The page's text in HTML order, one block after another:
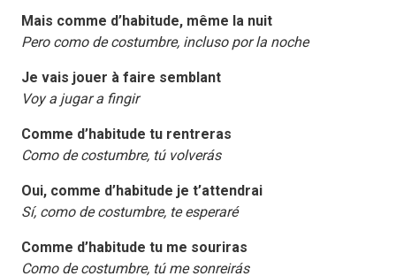
Mais comme d’habitude, même la nuit
Pero como de costumbre, incluso por la noche
Je vais jouer à faire semblant
Voy a jugar a fingir
Comme d’habitude tu rentreras
Como de costumbre, tú volverás
Oui, comme d’habitude je t’attendrai
Sí, como de costumbre, te esperaré
Comme d’habitude tu me souriras
Como de costumbre, tú me sonreirás